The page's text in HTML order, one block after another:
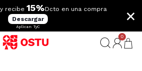
recibe 15%Dcto en una compra
Descargar
Aplican TyC
×
0